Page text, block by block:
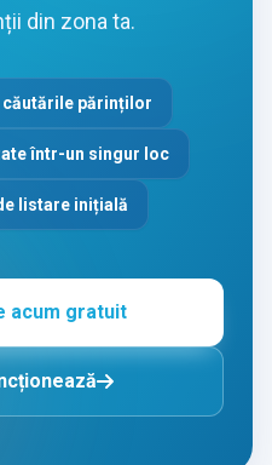
din zona ta.
căutările părinților
într-un singur loc
listare inițială
acum gratuit